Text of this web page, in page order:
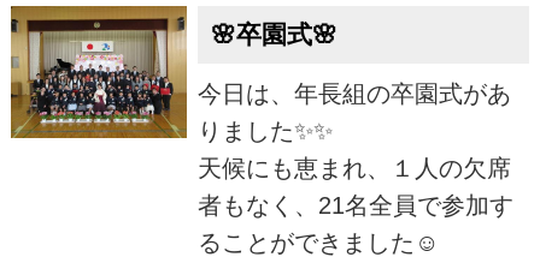
🌸卒園式🌸
今日は、年長組の卒園式があ
りました✨✨
天候にも恵まれ、１人の欠席
者もなく、21名全員で参加す
ることができました☺️